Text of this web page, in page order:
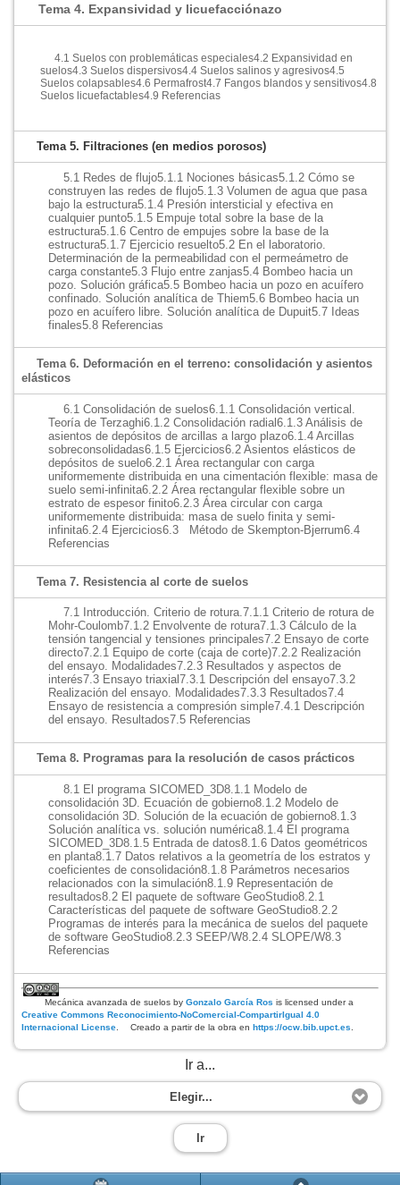
Tema 4. Expansividad y licuefacciónazo
4.1 Suelos con problemáticas especiales4.2 Expansividad en
suelos4.3 Suelos dispersivos4.4 Suelos salinos y agresivos4.5
Suelos colapsables4.6 Permafrost4.7 Fangos blandos y sensitivos4.8
Suelos licuefactables4.9 Referencias
Tema 5. Filtraciones (en medios porosos)
5.1 Redes de flujo5.1.1 Nociones básicas5.1.2 Cómo se
construyen las redes de flujo5.1.3 Volumen de agua que pasa
bajo la estructura5.1.4 Presión intersticial y efectiva en
cualquier punto5.1.5 Empuje total sobre la base de la
estructura5.1.6 Centro de empujes sobre la base de la
estructura5.1.7 Ejercicio resuelto5.2 En el laboratorio.
Determinación de la permeabilidad con el permeámetro de
carga constante5.3 Flujo entre zanjas5.4 Bombeo hacia un
pozo. Solución gráfica5.5 Bombeo hacia un pozo en acuífero
confinado. Solución analítica de Thiem5.6 Bombeo hacia un
pozo en acuífero libre. Solución analítica de Dupuit5.7 Ideas
finales5.8 Referencias
Tema 6. Deformación en el terreno: consolidación y asientos
elásticos
6.1 Consolidación de suelos6.1.1 Consolidación vertical.
Teoría de Terzaghi6.1.2 Consolidación radial6.1.3 Análisis de
asientos de depósitos de arcillas a largo plazo6.1.4 Arcillas
sobreconsolidadas6.1.5 Ejercicios6.2 Asientos elásticos de
depósitos de suelo6.2.1 Área rectangular con carga
uniformemente distribuida en una cimentación flexible: masa de
suelo semi‐infinita6.2.2 Área rectangular flexible sobre un
estrato de espesor finito6.2.3 Área circular con carga
uniformemente distribuida: masa de suelo finita y semi‐
infinita6.2.4 Ejercicios6.3 Método de Skempton-Bjerrum6.4
Referencias
Tema 7. Resistencia al corte de suelos
7.1 Introducción. Criterio de rotura.7.1.1 Criterio de rotura de
Mohr-Coulomb7.1.2 Envolvente de rotura7.1.3 Cálculo de la
tensión tangencial y tensiones principales7.2 Ensayo de corte
directo7.2.1 Equipo de corte (caja de corte)7.2.2 Realización
del ensayo. Modalidades7.2.3 Resultados y aspectos de
interés7.3 Ensayo triaxial7.3.1 Descripción del ensayo7.3.2
Realización del ensayo. Modalidades7.3.3 Resultados7.4
Ensayo de resistencia a compresión simple7.4.1 Descripción
del ensayo. Resultados7.5 Referencias
Tema 8. Programas para la resolución de casos prácticos
8.1 El programa SICOMED_3D8.1.1 Modelo de
consolidación 3D. Ecuación de gobierno8.1.2 Modelo de
consolidación 3D. Solución de la ecuación de gobierno8.1.3
Solución analítica vs. solución numérica8.1.4 El programa
SICOMED_3D8.1.5 Entrada de datos8.1.6 Datos geométricos
en planta8.1.7 Datos relativos a la geometría de los estratos y
coeficientes de consolidación8.1.8 Parámetros necesarios
relacionados con la simulación8.1.9 Representación de
resultados8.2 El paquete de software GeoStudio8.2.1
Características del paquete de software GeoStudio8.2.2
Programas de interés para la mecánica de suelos del paquete
de software GeoStudio8.2.3 SEEP/W8.2.4 SLOPE/W8.3
Referencias
Mecánica avanzada de suelos byGonzalo García Ros is licensed under a
Creative Commons Reconocimiento-NoComercial-CompartirIgual 4.0
Internacional License
Creado a partir de la obra enhttps://ocw.bib.upct.es
Ir a...
Elegir...
Ir